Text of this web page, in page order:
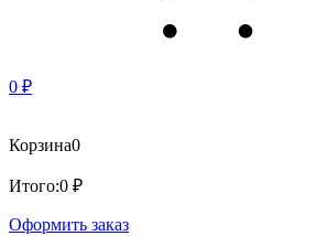
0 ₽
Корзина0
Итого:0 ₽
Оформить заказ